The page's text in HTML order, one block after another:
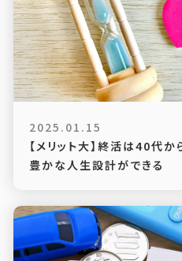
2025.01.15
【メリット大】終活は40代
豊かな人生設計ができる